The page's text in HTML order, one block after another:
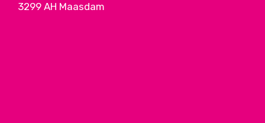
3299 AH Maasdam